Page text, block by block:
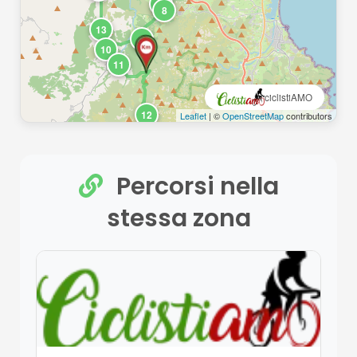
ciclistiAMO
78
9
10
11
12
13
Leaflet| ©OpenStreetMapcontributors
Percorsi nella
stessa zona